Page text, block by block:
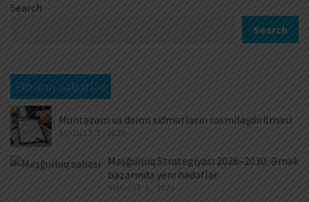
Search
Search
Ən son xəbərlər
Müntəzəm və daimi xidmətlərin rəsmiləşdirilməsi
AUGUST 7, 2026
Məşğulluq Strategiyası 2026–2030: Əmək
bazarında yeni hədəflər
AUGUST 6, 2026